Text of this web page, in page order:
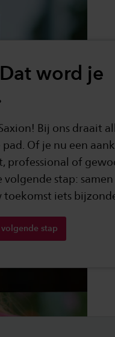
word je
Bij ons draait
Of je nu een
professional of
volgende stap:
iets
stap